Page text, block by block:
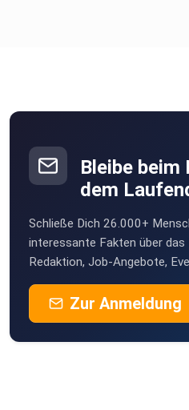
Bleibe
dem
Schließe Dich 26.000+
interessante Fakten über
Redaktion, Job-Angebote,
Zur Anmeldung